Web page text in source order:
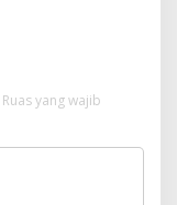
Ruas yang wajib